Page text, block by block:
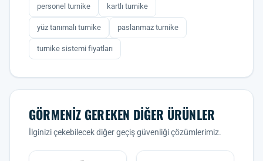
personel turnike kartlı turnike
yüz tanımalı turnike paslanmaz turnike
turnike sistemi fiyatları
GÖRMENIZ GEREKEN DIĞER ÜRÜNLER
İlginizi çekebilecek diğer geçiş güvenliği çözümlerimiz.